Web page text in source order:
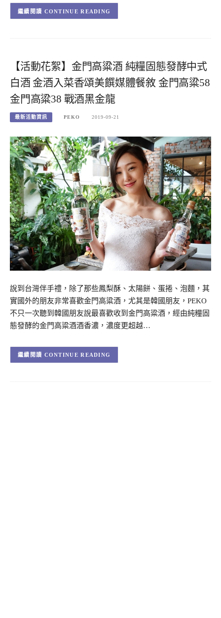
CONTINUE READING
【活動花絮】金門高粱酒 純糧固態發酵中式
白酒 金酒入菜香頌美饌媒體餐敘 金門高粱58
金門高粱38 戰酒黑金龍
最新活動資訊 PEKO 2019-09-21
說到台灣伴手禮，除了那些鳳梨酥、太陽餅、蛋捲、泡麵，其
實國外的朋友非常喜歡金門高粱酒，尤其是韓國朋友，PEKO
不只一次聽到韓國朋友說最喜歡收到金門高粱酒，經由純糧固
態發酵的金門高粱酒酒香濃，濃度更超越…
CONTINUE READING